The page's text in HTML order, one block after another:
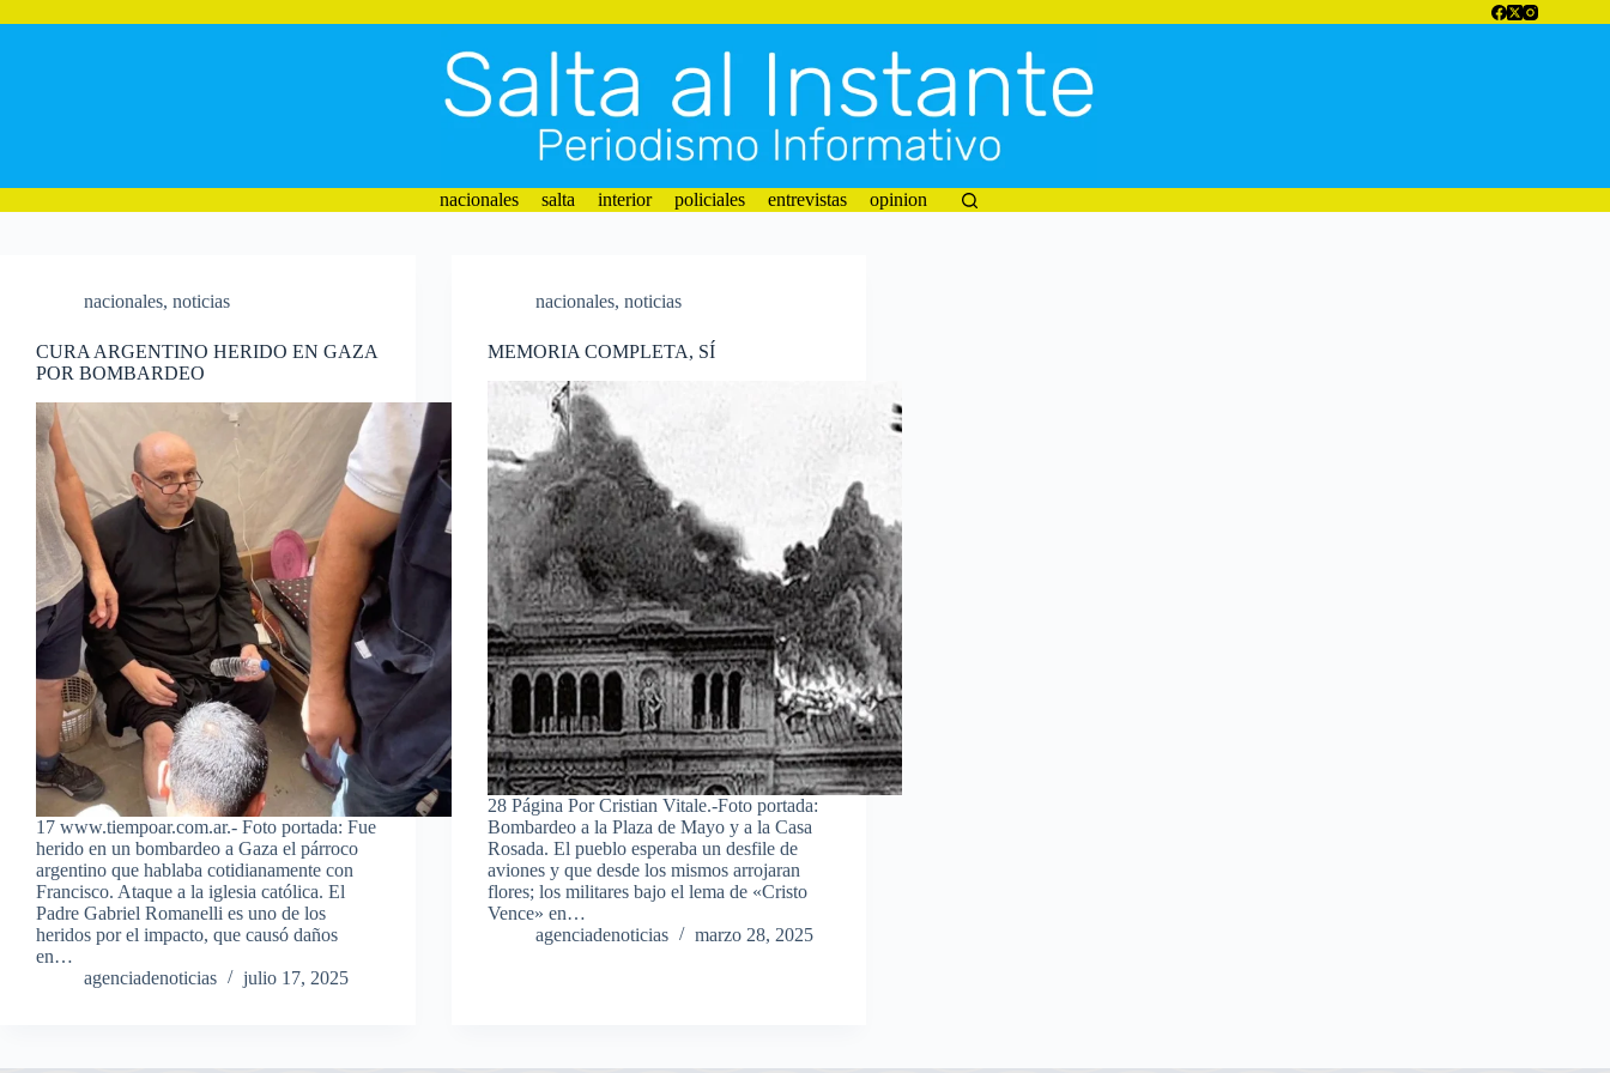
al
nacionales salta interior policiales entrevistas opinion
nacionales, noticias
CURA ARGENTINO HERIDO EN GAZA
POR BOMBARDEO
17 www.tiempoar.com.ar.- Foto portada: Fue
herido en un bombardeo a Gaza el párroco
argentino que hablaba cotidianamente con
Francisco. Ataque a la iglesia católica. El
Padre Gabriel Romanelli es uno de los
heridos por el impacto, que causó daños
en…
agenciadenoticias
julio 17, 2025
nacionales, noticias
MEMORIA COMPLETA, SÍ
28 Página Por Cristian Vitale.-Foto portada:
Bombardeo a la Plaza de Mayo y a la Casa
Rosada. El pueblo esperaba un desfile de
aviones y que desde los mismos arrojaran
flores; los militares bajo el lema de «Cristo
Vence» en…
agenciadenoticias
marzo 28, 2025